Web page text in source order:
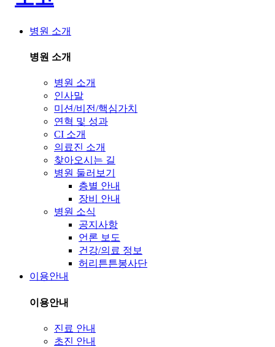
병원 소개
병원 소개
병원 소개
인사말
미션/비전/핵심가치
연혁 및 성과
CI 소개
의료진 소개
찾아오시는 길
병원 둘러보기
층별 안내
장비 안내
병원 소식
공지사항
언론 보도
건강/의료 정보
허리튼튼봉사단
이용안내
이용안내
진료 안내
초진 안내